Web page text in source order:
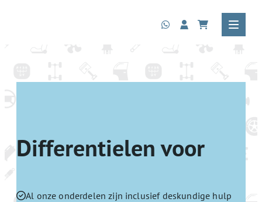
Differentielen voor
Al onze onderdelen zijn inclusief deskundige hulp